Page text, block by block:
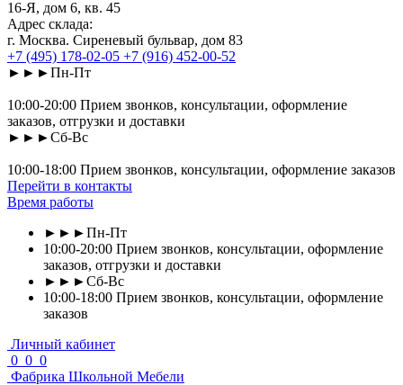
16-Я, дом 6, кв. 45
Адрес склада:
г. Москва. Сиреневый бульвар, дом 83
+7 (495) 178-02-05 +7 (916) 452-00-52
►►►Пн-Пт
10:00-20:00 Прием звонков, консультации, оформление
заказов, отгрузки и доставки
►►►Сб-Вс
10:00-18:00 Прием звонков, консультации, оформление заказов
Перейти в контакты
Время работы
►►►Пн-Пт
10:00-20:00 Прием звонков, консультации, оформление
заказов, отгрузки и доставки
►►►Сб-Вс
10:00-18:00 Прием звонков, консультации, оформление
заказов
Личный кабинет
0 0 0
Фабрика Школьной Мебели